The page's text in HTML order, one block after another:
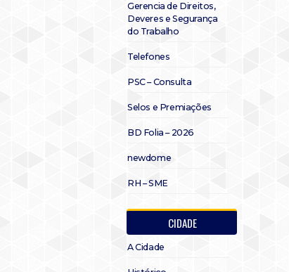
Gerencia de Direitos,
Deveres e Segurança
do Trabalho
Telefones
PSC – Consulta
Selos e Premiações
BD Folia – 2026
newdome
RH – SME
CIDADE
A Cidade